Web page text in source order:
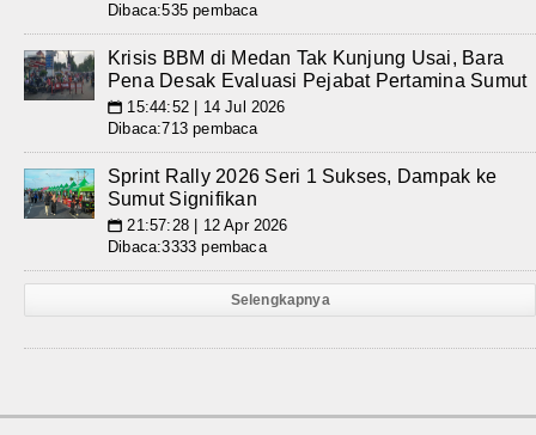
Dibaca:535 pembaca
Krisis BBM di Medan Tak Kunjung Usai, Bara
Pena Desak Evaluasi Pejabat Pertamina Sumut
📅 15:44:52 | 14 Jul 2026
Dibaca:713 pembaca
Sprint Rally 2026 Seri 1 Sukses, Dampak ke
Sumut Signifikan
📅 21:57:28 | 12 Apr 2026
Dibaca:3333 pembaca
Selengkapnya